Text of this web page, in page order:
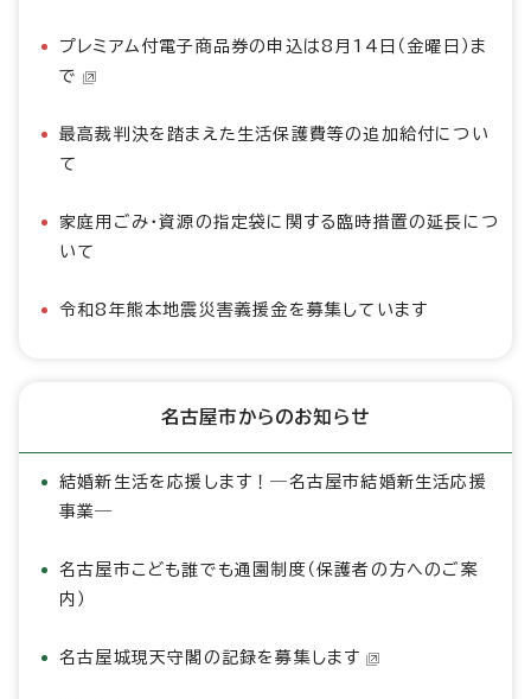
プレミアム付電子商品券の申込は8月14日（金曜日）ま
で
最高裁判決を踏まえた生活保護費等の追加給付につい
て
家庭用ごみ・資源の指定袋に関する臨時措置の延長につ
いて
令和8年熊本地震災害義援金を募集しています
名古屋市からのお知らせ
結婚新生活を応援します！―名古屋市結婚新生活応援
事業―
名古屋市こども誰でも通園制度（保護者の方へのご案
内）
名古屋城現天守閣の記録を募集します